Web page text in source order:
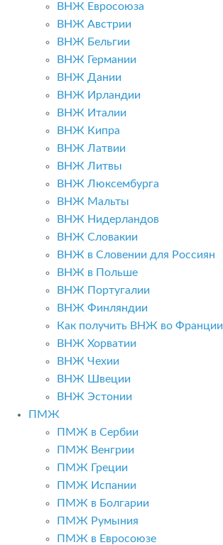
ВНЖ Евросоюза
ВНЖ Австрии
ВНЖ Бельгии
ВНЖ Германии
ВНЖ Дании
ВНЖ Ирландии
ВНЖ Италии
ВНЖ Кипра
ВНЖ Латвии
ВНЖ Литвы
ВНЖ Люксембурга
ВНЖ Мальты
ВНЖ Нидерландов
ВНЖ Словакии
ВНЖ в Словении для Россиян
ВНЖ в Польше
ВНЖ Португалии
ВНЖ Финляндии
Как получить ВНЖ во Франции
ВНЖ Хорватии
ВНЖ Чехии
ВНЖ Швеции
ВНЖ Эстонии
ПМЖ
ПМЖ в Сербии
ПМЖ Венгрии
ПМЖ Греции
ПМЖ Испании
ПМЖ в Болгарии
ПМЖ Румыния
ПМЖ в Евросоюзе